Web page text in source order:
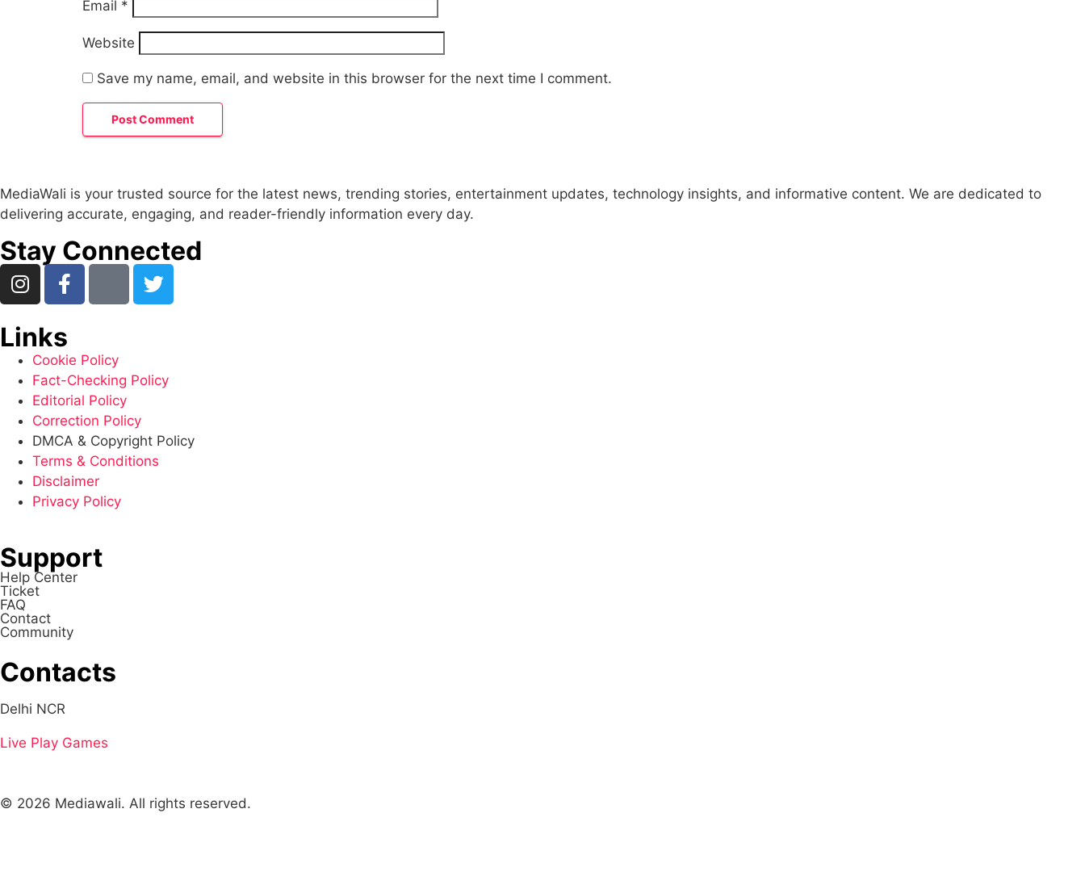
Email *
Website
Save my name, email, and website in this browser for the next time I comment.
MediaWali is your trusted source for the latest news, trending stories, entertainment updates, technology insights, and informative content. We are dedicated to
delivering accurate, engaging, and reader-friendly information every day.
Stay Connected
Links
Cookie Policy
Fact-Checking Policy
Editorial Policy
Correction Policy
DMCA & Copyright Policy
Terms & Conditions
Disclaimer
Privacy Policy
Support
Help Center
Ticket
FAQ
Contact
Community
Contacts
Delhi NCR
Live Play Games
© 2026 Mediawali. All rights reserved.